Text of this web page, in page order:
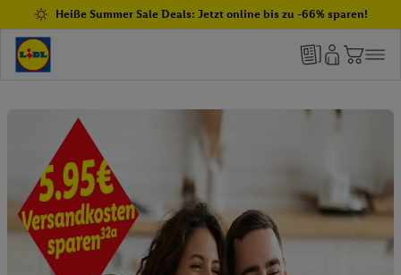
Heiße Summer Sale Deals: Jetzt online bis zu -66% sparen!